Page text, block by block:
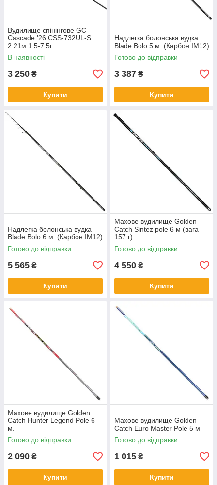
Вудилище спінінгове GC
Cascade '26 CSS-732UL-S
2.21м 1.5-7.5г
В наявності
3 250 ₴
Купити
Надлегка болонська вудка
Blade Bolo 5 м. (Карбон IM12)
Готово до відправки
3 387 ₴
Купити
Надлегка болонська вудка
Blade Bolo 6 м. (Карбон IM12)
Готово до відправки
5 565 ₴
Купити
Махове вудилище Golden
Catch Sintez pole 6 м (вага
157 г)
Готово до відправки
4 550 ₴
Купити
Махове вудилище Golden
Catch Hunter Legend Pole 6
м.
Готово до відправки
2 090 ₴
Купити
Махове вудилище Golden
Catch Euro Master Pole 5 м.
Готово до відправки
1 015 ₴
Купити